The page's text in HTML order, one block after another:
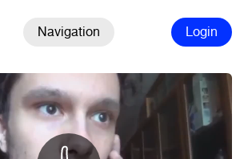
Navigation Login